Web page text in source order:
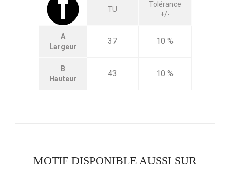
TU
Tolérance
+/-
A
Largeur
37 10 %
B
Hauteur
43 10 %
MOTIF DISPONIBLE AUSSI SUR